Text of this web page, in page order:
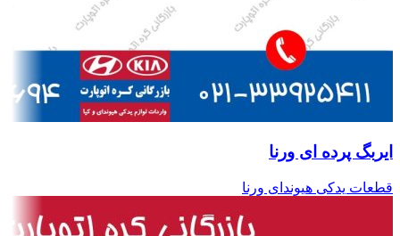
ایربگ پرده ای ورنا
قطعات یدکی هیوندای ورنا